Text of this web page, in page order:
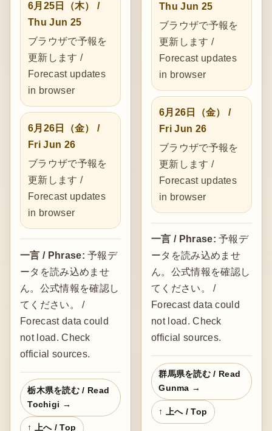
6月25日（木） /
Thu Jun 25
ブラウザで予報を
更新します /
Forecast updates
in browser
6月26日（金） /
Fri Jun 26
ブラウザで予報を
更新します /
Forecast updates
in browser
一言 / Phrase: 予報デ
ータを読み込めませ
ん。公式情報を確認し
てください。 /
Forecast data could
not load. Check
official sources.
栃木県を読む / Read
Tochigi →
↑ 上へ / Top
Thu Jun 25
ブラウザで予報を
更新します /
Forecast updates
in browser
6月26日（金） /
Fri Jun 26
ブラウザで予報を
更新します /
Forecast updates
in browser
一言 / Phrase: 予報デ
ータを読み込めませ
ん。公式情報を確認し
てください。 /
Forecast data could
not load. Check
official sources.
群馬県を読む / Read
Gunma →
↑ 上へ / Top